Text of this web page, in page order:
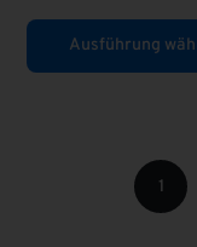
Ausführung
1